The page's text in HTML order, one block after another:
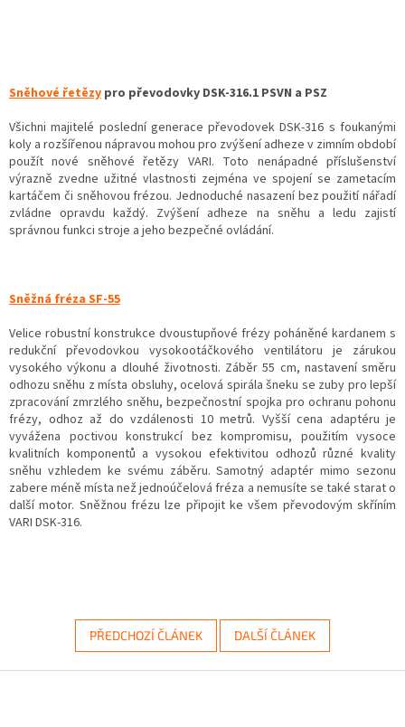
Sněhové řetězy pro převodovky DSK-316.1 PSVN a PSZ
Všichni majitelé poslední generace převodovek DSK-316 s foukanými
koly a rozšířenou nápravou mohou pro zvýšení adheze v zimním období
použít nové sněhové řetězy VARI. Toto nenápadné příslušenství
výrazně zvedne užitné vlastnosti zejména ve spojení se zametacím
kartáčem či sněhovou frézou. Jednoduché nasazení bez použití nářadí
zvládne opravdu každý. Zvýšení adheze na sněhu a ledu zajistí
správnou funkci stroje a jeho bezpečné ovládání.
Sněžná fréza SF-55
Velice robustní konstrukce dvoustupňové frézy poháněné kardanem s
redukční převodovkou vysokootáčkového ventilátoru je zárukou
vysokého výkonu a dlouhé životnosti. Záběr 55 cm, nastavení směru
odhozu sněhu z místa obsluhy, ocelová spirála šneku se zuby pro lepší
zpracování zmrzlého sněhu, bezpečnostní spojka pro ochranu pohonu
frézy, odhoz až do vzdálenosti 10 metrů. Vyšší cena adaptéru je
vyvážena poctivou konstrukcí bez kompromisu, použitím vysoce
kvalitních komponentů a vysokou efektivitou odhozů různé kvality
sněhu vzhledem ke svému záběru. Samotný adaptér mimo sezonu
zabere méně místa než jednoúčelová fréza a nemusíte se také starat o
další motor. Sněžnou frézu lze připojit ke všem převodovým skříním
VARI DSK-316.
PŘEDCHOZÍ ČLÁNEK DALŠÍ ČLÁNEK